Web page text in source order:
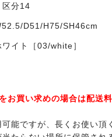
区分14
D51/H75/SH46cm
ワイト［03/white］
お買い求めの場合は配送
能ですが、長くお使い頂